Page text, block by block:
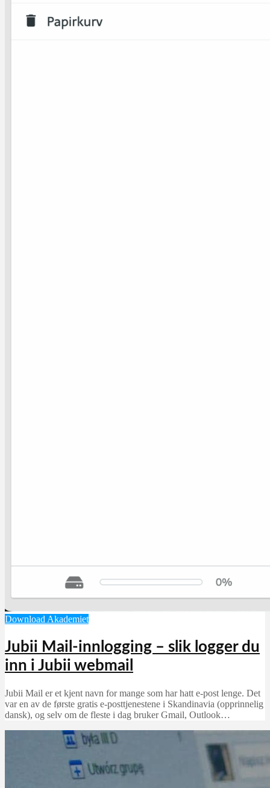
Download Akademiet
Jubii Mail-innlogging – slik logger du
inn i Jubii webmail
Jubii Mail er et kjent navn for mange som har hatt e-post lenge. Det
var en av de første gratis e-posttjenestene i Skandinavia (opprinnelig
dansk), og selv om de fleste i dag bruker Gmail, Outlook…